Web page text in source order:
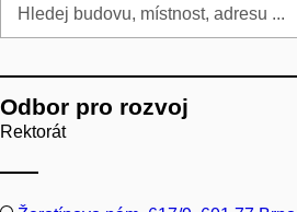
Odbor pro rozvoj
Rektorát